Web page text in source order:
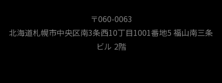
〒060-0063
北海道札幌市中央区南3条西10丁目1001番地5 福山南三条
ビル 2階